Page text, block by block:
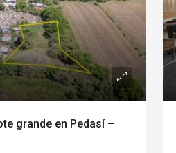
grande en Pedasí –